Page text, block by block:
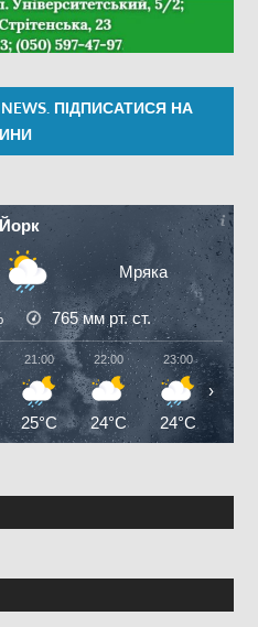
ПІДПИСАТИСЯ НА
Мряка
765мм рт. ст.
21:00
25°C
22:00
24°C
23:00
24°C
›